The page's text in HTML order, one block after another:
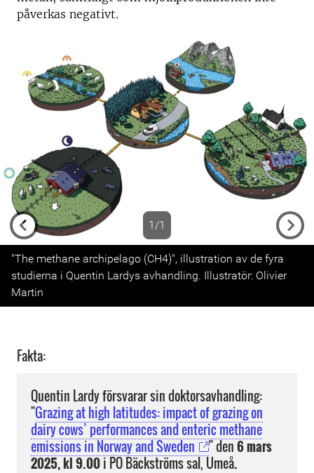
påverkas negativt.
1/1
Previous
"The methane archipelago (CH4)", illustration av de fyra
studierna i Quentin Lardys avhandling. Illustratör: Olivier
Martin
Fakta:
Quentin Lardy försvarar sin doktorsavhandling:
"Grazing at high latitudes: impact of grazing on
dairy cows’ performances and enteric methane
emissions in Norway and Sweden
" den6 mars
2025, kl 9.00i PO Bäckströms sal, Umeå.